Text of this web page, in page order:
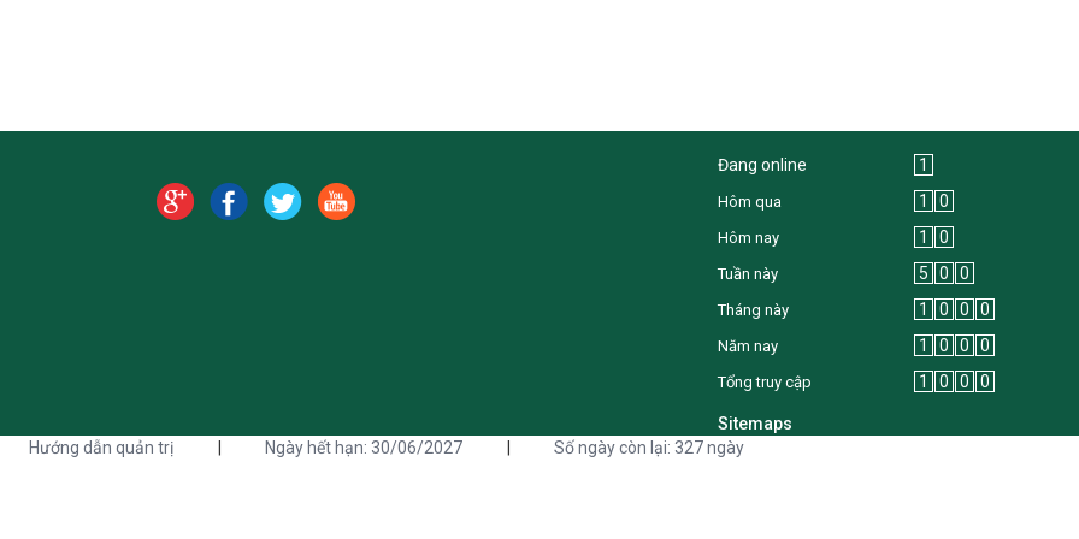
Đang online 1
Hôm qua 1 0
Hôm nay 1 0
Tuần này 5 0 0
Tháng này 1 0 0 0
Năm nay 1 0 0 0
Tổng truy cập 1 0 0 0
Sitemaps
Hướng dẫn quản trị | Ngày hết hạn: 30/06/2027 | Số ngày còn lại: 327 ngày